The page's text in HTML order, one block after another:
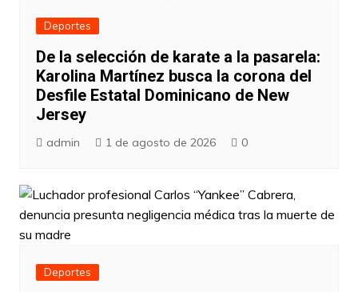
Deportes
De la selección de karate a la pasarela:
Karolina Martínez busca la corona del
Desfile Estatal Dominicano de New
Jersey
admin 1 de agosto de 2026 0
Deportes